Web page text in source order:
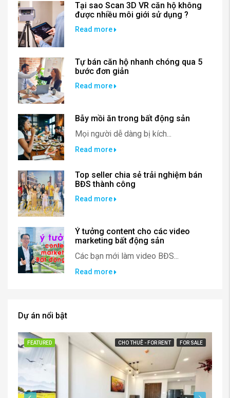
Tại sao Scan 3D VR căn hộ không
được nhiều môi giới sử dụng ?
Read more
Tự bán căn hộ nhanh chóng qua 5
bước đơn giản
Read more
Bẫy mồi ăn trong bất động sản
Mọi người dễ dàng bị kích...
Read more
Top seller chia sẻ trải nghiệm bán
BĐS thành công
Read more
Ý tưởng content cho các video
marketing bất động sản
Các bạn mới làm video BĐS...
Read more
Dự án nổi bật
FEATURED CHO THUÊ - FOR RENT FOR SALE